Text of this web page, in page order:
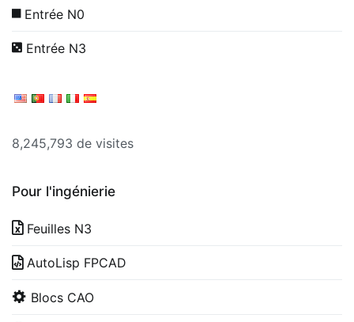
Entrée N0
Entrée N3
8,245,793 de visites
Pour l'ingénierie
Feuilles N3
AutoLisp FPCAD
Blocs CAO